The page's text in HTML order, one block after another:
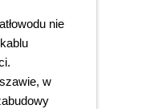
nie
w